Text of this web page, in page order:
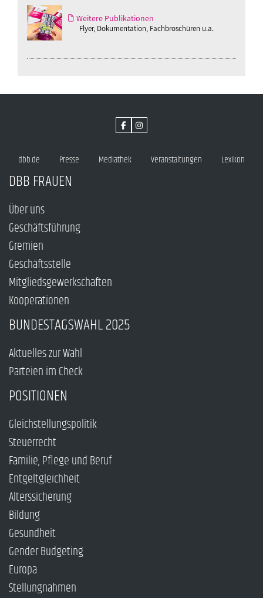
Weitere Publikationen
Flyer, Dokumentation, Fachbroschüren u.a.
dbb.de Presse Mediathek Veranstaltungen Lexikon
DBB FRAUEN
Über uns
Geschäftsführung
Gremien
Geschäftsstelle
Mitgliedsgewerkschaften
Kooperationen
BUNDESTAGSWAHL 2025
Aktuelles zur Wahl
Parteien im Check
POSITIONEN
Gleichstellungspolitik
Steuerrecht
Familie, Pflege und Beruf
Entgeltgleichheit
Alterssicherung
Bildung
Gesundheit
Gender Budgeting
Europa
Stellungnahmen